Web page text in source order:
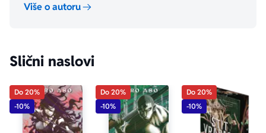
Više o autoru
Slični naslovi
Do 20%
-10%
Do 20%
-10%
Do 20%
-10%